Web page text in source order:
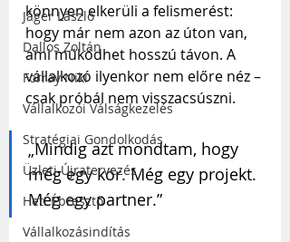
Jáger László
Dallos Zoltán
Forray Niki
Vállalkozói Válságkezelés
Stratégiai Gondolkodás
Üzleti Újratervezés
Heti Ébresztő
Vállalkozásindítás
könnyen elkerüli a felismerést:
hogy már nem azon az úton van,
ami működhet hosszú távon. A
vállalkozó ilyenkor nem előre néz –
csak próbál nem visszacsúszni.
„Mindig azt mondtam, hogy
még egy kör. Még egy projekt.
Még egy partner.”